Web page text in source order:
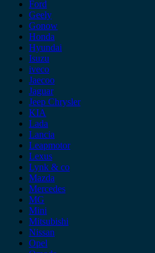
Ford
Geely
Gonow
Honda
Hyundai
Isuzu
iveco
Jaecoo
Jaguar
Jeep Chrysler
KIA
Lada
Lancia
Leapmotor
Lexus
Lynk & co
Mazda
Mercedes
MG
Mini
Mitsubishi
Nissan
Opel